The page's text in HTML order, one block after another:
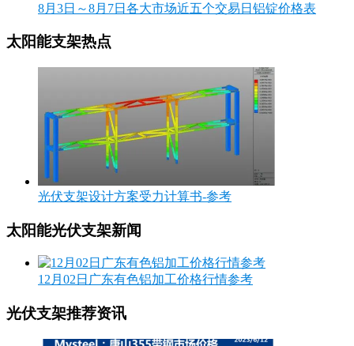
8月3日～8月7日各大市场近五个交易日铝锭价格表
太阳能支架热点
光伏支架设计方案受力计算书-参考
太阳能光伏支架新闻
12月02日广东有色铝加工价格行情参考
光伏支架推荐资讯